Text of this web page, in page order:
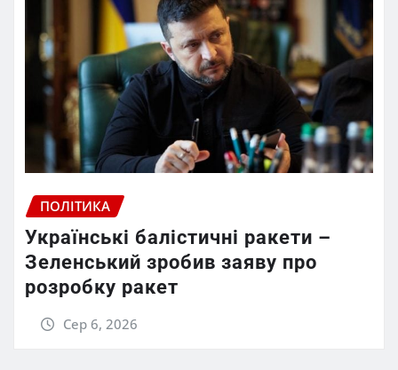
ПОЛІТИКА
Українські балістичні ракети –
Зеленський зробив заяву про
розробку ракет
Сер 6, 2026